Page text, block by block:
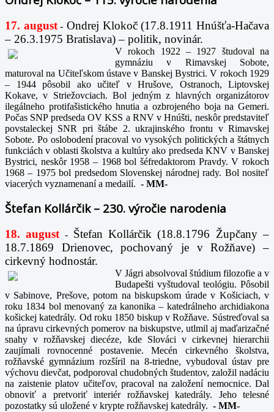
17. august- Ondrej Klokoč (17.8.1911 Hnúšťa-Hačava
– 26.3.1975 Bratislava) – politik, novinár.
V rokoch 1922 – 1927 študoval na
gymnáziu v Rimavskej Sobote,
maturoval na Učiteľskom ústave v Banskej Bystrici. V rokoch 1929
– 1944 pôsobil ako učiteľ v Hrušove, Ostranoch, Liptovskej
Kokave, v Striežovciach. Bol jedným z hlavných organizátorov
ilegálneho protifašistického hnutia a ozbrojeného boja na Gemeri.
Počas SNP predseda OV KSS a RNV v Hnúšti, neskôr predstaviteľ
povstaleckej SNR pri štábe 2. ukrajinského frontu v Rimavskej
Sobote. Po oslobodení pracoval vo vysokých politických a štátnych
funkciách v oblasti školstva a kultúry ako predseda KNV v Banskej
Bystrici, neskôr 1958 – 1968 bol šéfredaktorom Pravdy. V rokoch
1968 – 1975 bol predsedom Slovenskej národnej rady. Bol nositeľ
viacerých vyznamenaní a medailí. - MM-
Štefan Kollárčik – 230. výročie narodenia
18. august -
Štefan Kollárčik (18.8.1796 Župčany –
18.7.1869 Drienovec, pochovaný je v Rožňave) –
cirkevný hodnostár.
V Jágri absolvoval štúdium filozofie a v
Budapešti vyštudoval teológiu. Pôsobil
v Sabinove, Prešove, potom na biskupskom úrade v Košiciach, v
roku 1834 bol menovaný za kanonika – katedrálneho archidiakona
košickej katedrály. Od roku 1850 biskup v Rožňave. Sústreďoval sa
na úpravu cirkevných pomerov na biskupstve, utlmil aj maďarizačné
snahy v rožňavskej diecéze, kde Slováci v cirkevnej hierarchii
zaujímali rovnocenné postavenie. Mecén cirkevného školstva,
rožňavské gymnázium rozšíril na 8-triedne, vybudoval ústav pre
výchovu dievčat, podporoval chudobných študentov, založil nadáciu
na zaistenie platov učiteľov, pracoval na založení nemocnice. Dal
obnoviť a pretvoriť interiér rožňavskej katedrály. Jeho telesné
pozostatky sú uložené v krypte rožňavskej katedrály. - MM-